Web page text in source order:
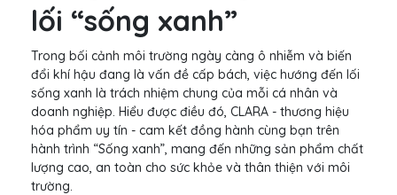
lối “sống xanh”
Trong bối cảnh môi trường ngày càng ô nhiễm và biến
đổi khí hậu đang là vấn đề cấp bách, việc hướng đến lối
sống xanh là trách nhiệm chung của mỗi cá nhân và
doanh nghiệp. Hiểu được điều đó, CLARA - thương hiệu
hóa phẩm uy tín - cam kết đồng hành cùng bạn trên
hành trình “Sống xanh”, mang đến những sản phẩm chất
lượng cao, an toàn cho sức khỏe và thân thiện với môi
trường.